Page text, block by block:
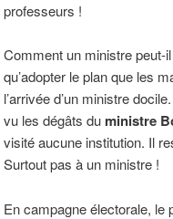
professeurs !
Comment un ministre peut-
qu’adopter le plan que les
l’arrivée d’un ministre
vu les dégâts du ministre
visité aucune institution. Il
Surtout pas à un ministre !
En campagne électorale, le